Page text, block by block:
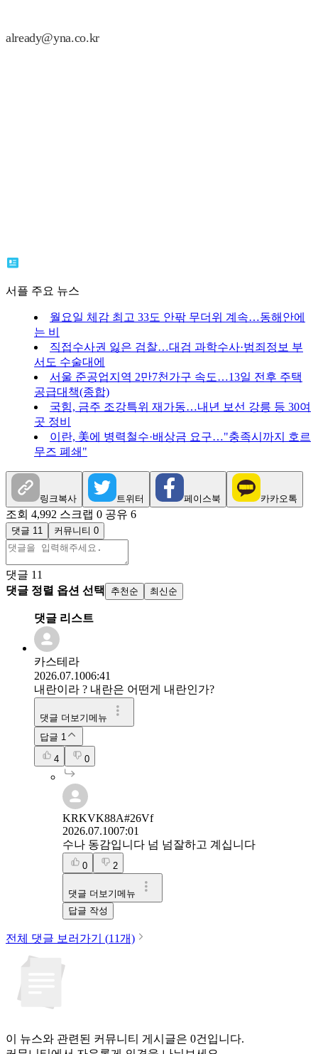
already@yna.co.kr
서플 주요 뉴스
월요일 체감 최고 33도 안팎 무더위 계속…동해안에
는 비
직접수사권 잃은 검찰…대검 과학수사·범죄정보 부
서도 수술대에
서울 준공업지역 2만7천가구 속도…13일 전후 주택
공급대책(종합)
국힘, 금주 조강특위 재가동…내년 보선 강릉 등 30여
곳 정비
이란, 美에 병력철수·배상금 요구…"충족시까지 호르
무즈 폐쇄"
링크복사 트위터 페이스북 카카오톡
조회 4,992 스크랩 0 공유 6
댓글 11 커뮤니티 0
댓글 11
댓글 정렬 옵션 선택
추천순 최신순
댓글 리스트
카스테라
2026.07.1006:41
내란이라 ? 내란은 어떤게 내란인가?
댓글 더보기메뉴
답글 1
4 0
KRKVK88A#26Vf
2026.07.1007:01
수나 동감입니다 넘 넘잘하고 계십니다
0 2
댓글 더보기메뉴
답글 작성
전체 댓글 보러가기 (11개)
이 뉴스와 관련된 커뮤니티 게시글은 0건입니다.